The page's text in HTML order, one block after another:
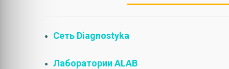
Сеть Diagnostyka
Лаборатории ALAB